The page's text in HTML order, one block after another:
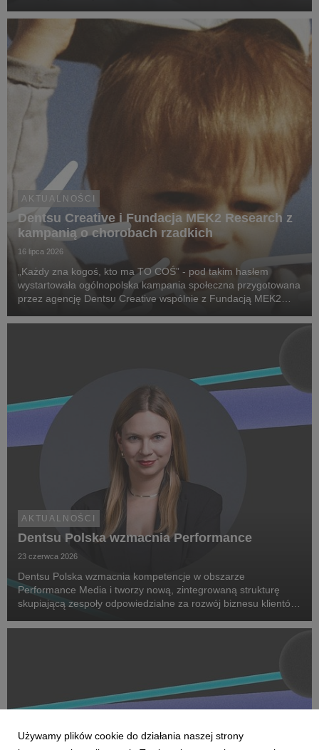
inteligencji.
AKTUALNOŚCI
Dentsu Creative i Fundacja MEK2 Research z
kampanią o chorobach rzadkich
16 lipca 2026
„Każdy zna kogoś, kto ma TO COŚ” - pod takim hasłem
wystartowała ogólnopolska kampania społeczna przygotowana
przez agencję Dentsu Creative wspólnie z Fundacją MEK2
chorób rzadkich, zwrócenie uwagi na problemy pac...
AKTUALNOŚCI
Dentsu Polska wzmacnia Performance
23 czerwca 2026
Dentsu Polska wzmacnia kompetencje w obszarze
Performance Media i tworzy nową, zintegrowaną strukturę
skupiającą zespoły odpowiedzialne za rozwój biznesu klientów
Na czele nowego obszaru stanęła Marta Bińczyk jako H...
Używamy plików cookie do działania naszej strony